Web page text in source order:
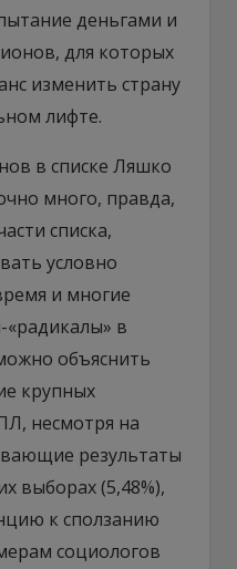
деньгами и
для которых
изменить страну
лифте.
в списке Ляшко
много, правда,
списка,
условно
и многие
в
объяснить
крупных
несмотря на
результаты
выборах (5,48%),
к сползанию
социологов